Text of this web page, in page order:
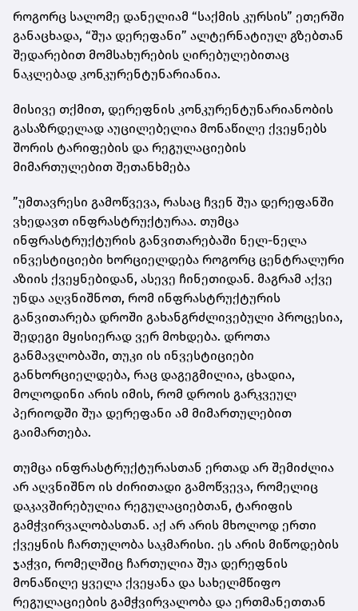
როგორც სალომე დანელიამ “საქმის კურსის” ეთერში
განაცხადა, “შუა დერეფანი” ალტერნატიულ გზებთან
შედარებით მომსახურების ღირებულებითაც
ნაკლებად კონკურენტუნარიანია.
მისივე თქმით, დერეფნის კონკურენტუნარიანობის
გასაზრდელად აუცილებელია მონაწილე ქვეყნებს
შორის ტარიფების და რეგულაციების
მიმართულებით შეთანხმება
”უმთავრესი გამოწვევა, რასაც ჩვენ შუა დერეფანში
ვხედავთ ინფრასტრუქტურაა. თუმცა
ინფრასტრუქტურის განვითარებაში ნელ-ნელა
ინვესტიციები ხორციელდება როგორც ცენტრალური
აზიის ქვეყნებიდან, ასევე ჩინეთიდან. მაგრამ აქვე
უნდა აღვნიშნოთ, რომ ინფრასტრუქტურის
განვითარება დროში გახანგრძლივებული პროცესია,
შედეგი მყისიერად ვერ მოხდება. დროთა
განმავლობაში, თუკი ის ინვესტიციები
განხორციელდება, რაც დაგეგმილია, ცხადია,
მოლოდინი არის იმის, რომ დროის გარკვეულ
პერიოდში შუა დერეფანი ამ მიმართულებით
გაიმართება.
თუმცა ინფრასტრუქტურასთან ერთად არ შემიძლია
არ აღვნიშნო ის ძირითადი გამოწვევა, რომელიც
დაკავშირებულია რეგულაციებთან, ტარიფის
გამჭვირვალობასთან. აქ არ არის მხოლოდ ერთი
ქვეყნის ჩართულობა საკმარისი. ეს არის მიწოდების
ჯაჭვი, რომელშიც ჩართულია შუა დერეფნის
მონაწილე ყველა ქვეყანა და სახელმწიფო
რეგულაციების გამჭვირვალობა და ერთმანეთთან